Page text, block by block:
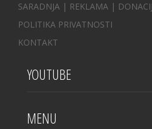
SARADNJA | REKLAMA |
POLITIKA PRIVATNOSTI
KONTAKT
YOUTUBE
MENU